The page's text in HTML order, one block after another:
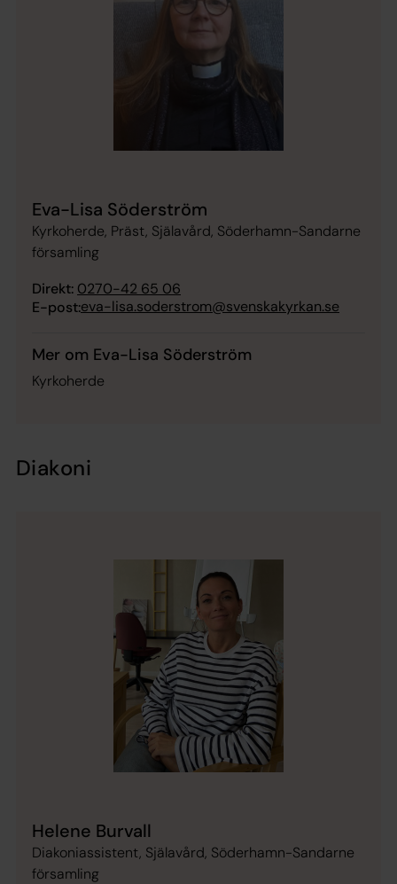
Eva-Lisa Söderström
Kyrkoherde, Präst, Själavård, Söderhamn-Sandarne
församling
Direkt: 0270-42 65 06
E-post:eva-lisa.soderstrom@svenskakyrkan.se
Mer om Eva-Lisa Söderström
Kyrkoherde
Diakoni
Helene Burvall
Diakoniassistent, Själavård, Söderhamn-Sandarne
församling